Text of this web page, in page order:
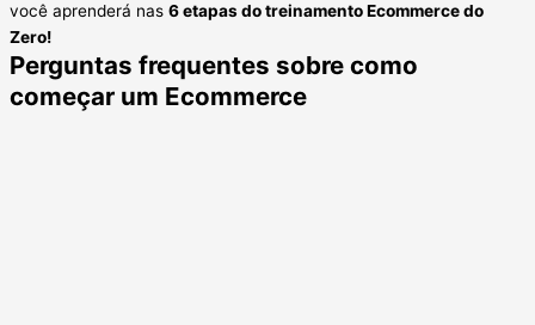
você aprenderá nas 6 etapas do treinamento Ecommerce do
Zero!
Perguntas frequentes sobre como
começar um Ecommerce